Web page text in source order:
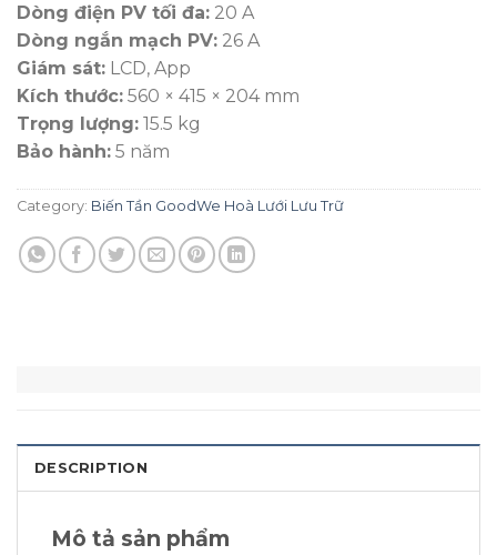
Dòng điện PV tối đa: 20 A
Dòng ngắn mạch PV: 26 A
Giám sát: LCD, App
Kích thước: 560 × 415 × 204 mm
Trọng lượng: 15.5 kg
Bảo hành: 5 năm
Category: Biến Tần GoodWe Hoà Lưới Lưu Trữ
DESCRIPTION
Mô tả sản phẩm